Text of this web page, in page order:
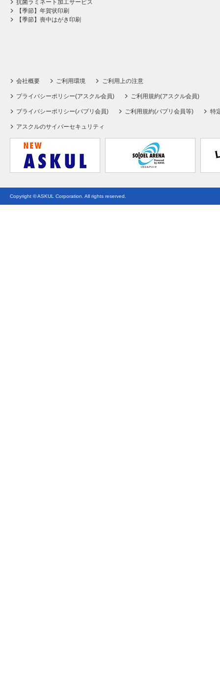
抗菌ラミネート加工サービス
【季節】年賀状印刷
【季節】喪中はがき印刷
会社概要 ご利用環境 ご利用上の注意
プライバシーポリシー(アスクル会員) ご利用規約(アスクル会員)
プライバシーポリシー(パプリ会員) ご利用規約(パプリ会員等) 特
アスクルのサイバーセキュリティ
Copyright © ASKUL Corporation. All rights reserved.